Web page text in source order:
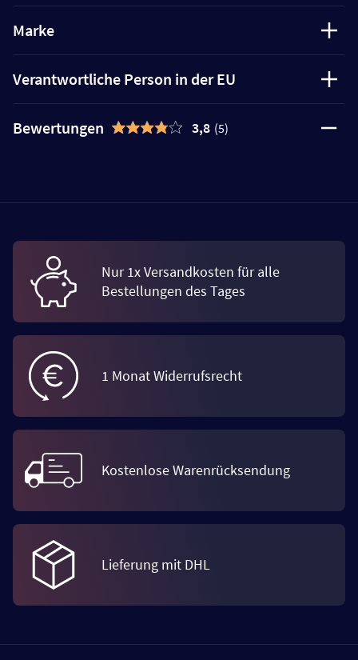
Marke
Verantwortliche Person in der EU
Bewertungen 3,8 (5)
Nur 1x Versandkosten für alle
Bestellungen des Tages
1 Monat Widerrufsrecht
Kostenlose Warenrücksendung
Lieferung mit DHL